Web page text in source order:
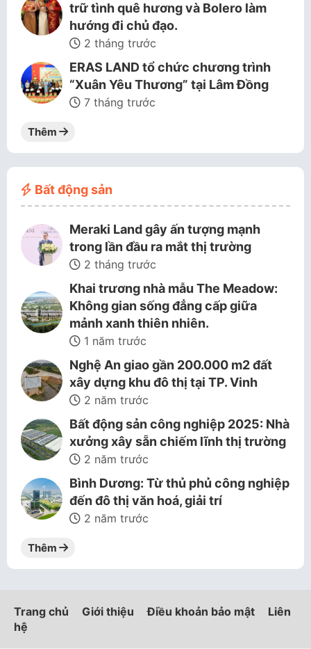
trữ tình quê hương và Bolero làm
hướng đi chủ đạo.
2 tháng trước
ERAS LAND tổ chức chương trình
“Xuân Yêu Thương” tại Lâm Đồng
7 tháng trước
Thêm
Bất động sản
Meraki Land gây ấn tượng mạnh
trong lần đầu ra mắt thị trường
2 tháng trước
Khai trương nhà mẫu The Meadow:
Không gian sống đẳng cấp giữa
mảnh xanh thiên nhiên.
1 năm trước
Nghệ An giao gần 200.000 m2 đất
xây dựng khu đô thị tại TP. Vinh
2 năm trước
Bất động sản công nghiệp 2025: Nhà
xưởng xây sẵn chiếm lĩnh thị trường
2 năm trước
Bình Dương: Từ thủ phủ công nghiệp
đến đô thị văn hoá, giải trí
2 năm trước
Thêm
Trang chủ Giới thiệu Điều khoản bảo mật
Liên
hệ